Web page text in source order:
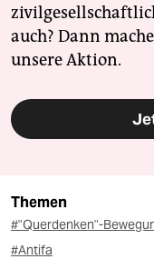
auch? Dann
unsere Aktion.
Themen
#"Querdenken"-
#Antifa